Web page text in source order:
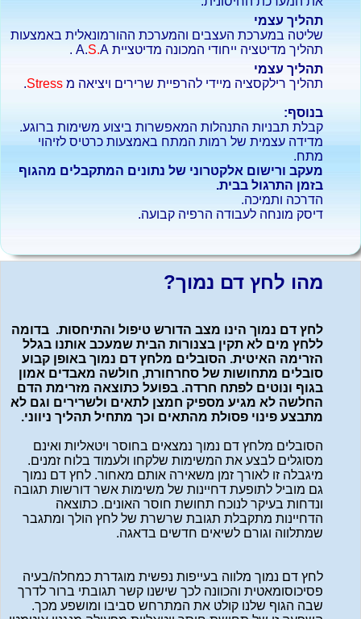
תהליך עצמי
שליטה במערכת העצבים והמערכת ההורמונאלית באמצעות
תהליך מדיטציה ייחודי המכונה מדיטציית A.
S.A .
תהליך עצמי
תהליך רילקסציה מיידי להרפיית שרירים ויציאה מStress
.
בנוסף:
קבלת תבניות התנהלות המאפשרות ביצוע משימות ברוגע.
מדידה עצמית של רמות המתח באמצעות כרטיס לזיהוי
מתח.
מעקב ורישום אלקטרוני של נתונים המתקבלים מהגוף
בזמן התרגול בבית.
הדרכה ותמיכה.
דיסק מונחה לעבודה הרפיה קבועה.
מהו לחץ דם נמוך?
לחץ דם נמוך הינו מצב הדורש טיפול והתיחסות. בדומה
ללחץ מים לא תקין בצנורות הבית שמעכב אותנו בגלל
הזרימה האיטית. הסובלים מלחץ דם נמוך באופן קבוע
סובלים מתחושות של סחרחורת, חולשה מאבדים אמון
בגוף ונוטים לפתח חרדה. בפועל כתוצאה מזרימת הדם
החלשה לא מגיע מספיק חמצן לתאים ולשרירים וגם לא
מתבצע פינוי פסולת מהתאים וכך מתחיל תהליך ניווני.
הסובלים מלחץ דם נמוך נמצאים בחוסר ויטאליות ואינם
מסוגלים לבצע את המשימות שלקחו ולעמוד בלוח זמנים.
מיגבלה זו לאורך זמן משאירה אותם מאחור. לחץ דם נמוך
גם מוביל לתופעת דחיינות של משימות אשר דורשות תגובה
ונדחות בעיקר לנוכח תחושת חוסר האונים. כתוצאה
הדחיינות מתקבלת תגובת שרשרת של לחץ הולך ומתגבר
שמתלווה וגורם לשיאים חדשים בדאגה.
לחץ דם נמוך מלווה בעייפות נפשית מוגדרת כמחלה/בעיה
פסיכוסומאטית והכוונה לכך שישנו קשר תגובתי ברור לדרך
שבה הגוף שלנו קולט את המתרחש סביבו ומושפע מכך.